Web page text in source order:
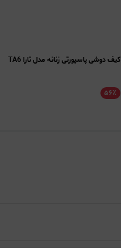
کیف دوشی پاسپورتی زنانه مدل تارا TA6
۵۶٪